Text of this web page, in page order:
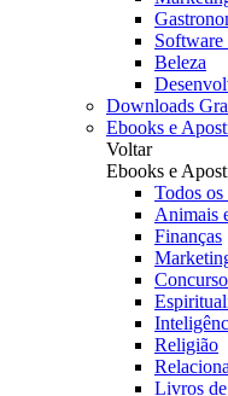
Beleza
Downloads
Ebooks e
Voltar
Ebooks e
Todos
Animais
Finanças
Religião
Livros